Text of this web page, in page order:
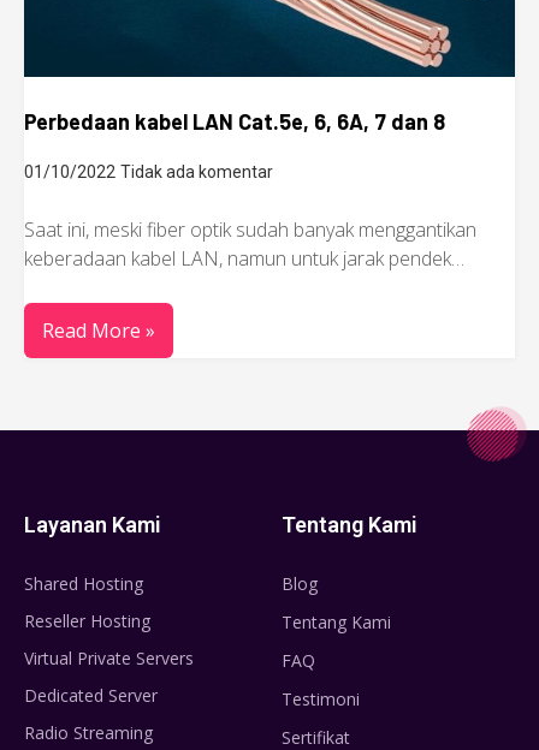
Perbedaan kabel LAN Cat.5e, 6, 6A, 7 dan 8
01/10/2022 Tidak ada komentar
Saat ini, meski fiber optik sudah banyak menggantikan
keberadaan kabel LAN, namun untuk jarak pendek…
Read More »
Layanan Kami
Shared Hosting
Reseller Hosting
Virtual Private Servers
Dedicated Server
Radio Streaming
Tentang Kami
Blog
Tentang Kami
FAQ
Testimoni
Sertifikat